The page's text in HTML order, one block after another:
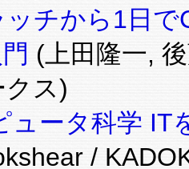
チから1日
(上田隆一,
ス)
ュータ科学 IT
/